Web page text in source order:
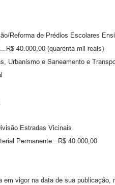
Reforma de Prédios Escolares
40.000,00 (quarenta mil reais)
Urbanismo e Saneamento e
Estradas Vicinais
Permanente...R$ 40.000,00
em vigor na data de sua publicação,